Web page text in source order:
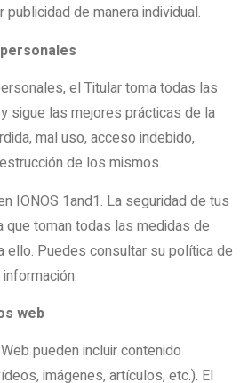
de manera individual.
el Titular toma todas las
sigue las mejores prácticas de la
mal uso, acceso indebido,
de los mismos.
IONOS 1and1. La seguridad de tus
que toman todas las medidas de
ello. Puedes consultar su política de
web
pueden incluir contenido
imágenes, artículos, etc.). El